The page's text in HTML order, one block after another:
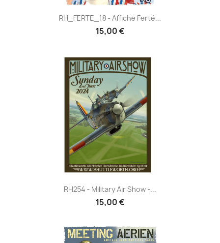
RH_FERTE_18 - Affiche Ferté...
15,00 €
RH254 - Military Air Show -...
15,00 €